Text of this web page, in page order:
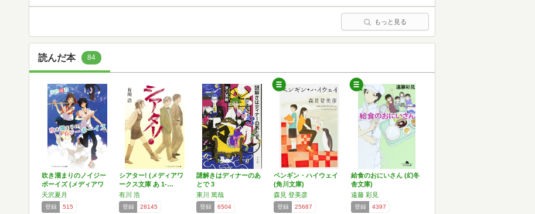
もっと見る
読んだ本 84
吹き溜まりのノイジー
ボーイズ (メディアワ
ー…
天沢夏月
登録 515
シアター! (メディアワ
ークス文庫 あ 1-…
有川 浩
登録 28145
謎解きはディナーのあ
とで 3
東川 篤哉
登録 6504
ペンギン・ハイウェイ
(角川文庫)
森見 登美彦
登録 25687
給食のおにいさん (幻冬
舎文庫)
遠藤 彩見
登録 4397